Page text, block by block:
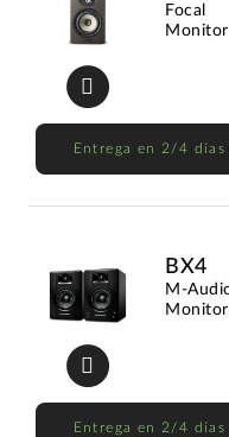
Focal
Entrega en 2/4 días
BX4
M-
Entrega en 2/4 días